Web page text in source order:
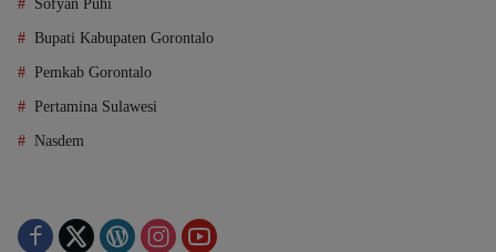
Sofyan Puhi
Bupati Kabupaten Gorontalo
Pemkab Gorontalo
Pertamina Sulawesi
Nasdem